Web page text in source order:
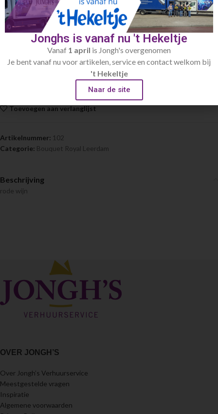
Home Glaswerk Bouquet Royal Leerdam
Wijnglas 35cl Bouquet
Toevoegen aan verlanglijst
Artikelnummer: 102
Categorie: Bouquet Royal Leerdam
Beschrijving
rode wijn
OVER JONGH’S
Over Jongh’s Verhuurservice
Meestgestelde vragen
Inspiratie
Algemene voorwaarden
Jonghs is vanaf nu 't Hekeltje
Vanaf 1 april is Jongh's overgenomen
Je bent vanaf nu voor artikelen, service en contact welkom bij
't Hekeltje
Naar de site